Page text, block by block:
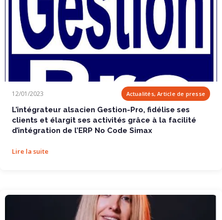
12/01/2023 Actualités, Article de presse
L’intégrateur alsacien Gestion-Pro, fidélise ses
clients et élargit ses activités grâce à la facilité
d’intégration de l’ERP No Code Simax
Lire la suite